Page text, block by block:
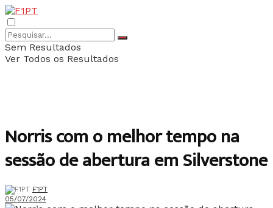
Sem Resultados
Ver Todos os Resultados
Norris com o melhor tempo na
sessão de abertura em Silverstone
F1PT
05/07/2024